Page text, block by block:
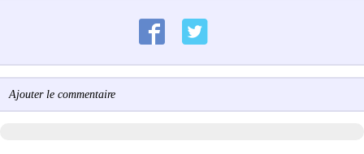
Ajouter le commentaire